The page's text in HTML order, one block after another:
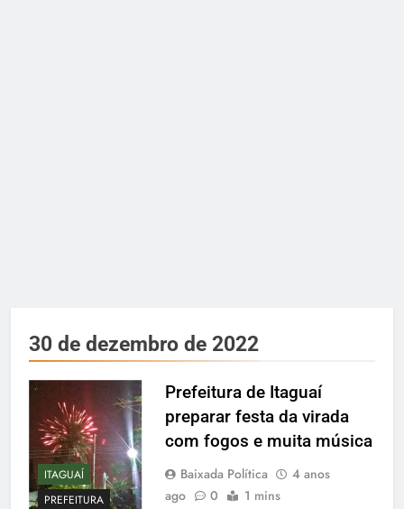
30 de dezembro de 2022
ITAGUAÍ
PREFEITURA
Prefeitura de Itaguaí
preparar festa da virada
com fogos e muita música
Baixada Política
4 anos
ago
0 1 mins